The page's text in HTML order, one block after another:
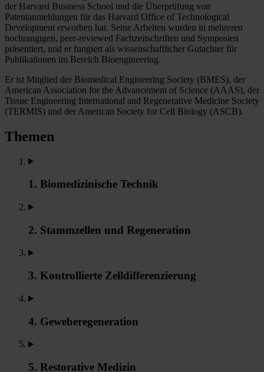
der Harvard Business School und die Überprüfung von
Patentanmeldungen für das Harvard Office of Technological
Development erworben hat. Seine Arbeiten wurden in mehreren
hochrangigen, peer-reviewed Fachzeitschriften und Symposien
präsentiert, und er fungiert als wissenschaftlicher Gutachter für
Publikationen im Bereich Bioengineering.
Er ist Mitglied der Biomedical Engineering Society (BMES), der
American Association for the Advancement of Science (AAAS), der
Tissue Engineering International and Regenerative Medicine Society
(TERMIS) und der American Society for Cell Biology (ASCB).
Themen
1. Biomedizinische Technik
2. Stammzellen und Regeneration
3. Kontrollierte Zelldifferenzierung
4. Geweberegeneration
5. Restorative Medizin